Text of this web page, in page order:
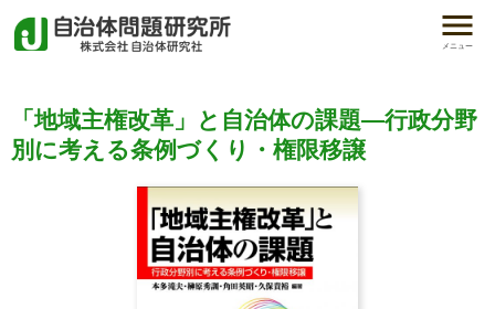
メニュー
「地域主権改革」と自治体の課題―行政分野
別に考える条例づくり・権限移譲